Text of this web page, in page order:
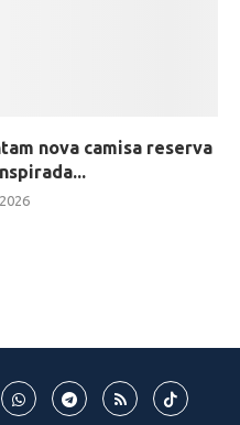
nova camisa reserva